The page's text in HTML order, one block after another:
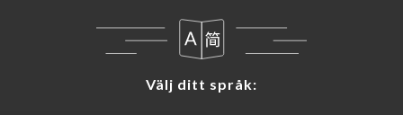
Välj ditt språk:
Välj ditt språk: